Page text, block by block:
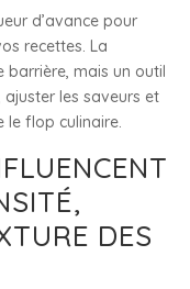
d’avance pour
recettes. La
barrière, mais un outil
les saveurs et
le flop culinaire.
DES